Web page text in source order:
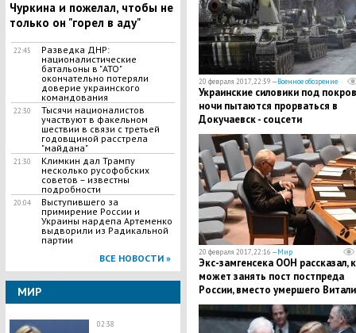
Чуркина и пожелал, чтобы не
только он "горел в аду"
22:45
Разведка ДНР:
националистические
батальоны в "АТО"
окончательно потеряли
доверие украинского
командования
22:30
Тысячи националистов
участвуют в факельном
шествии в связи с третьей
годовщиной расстрела
"майдана"
21:30
Климкин дал Трампу
несколько русофобских
советов – известны
подробности
20:04
Выступившего за
примирение России и
Украины нардепа Артеменко
выдворили из Радикальной
партии
ВСЕ НОВОСТИ »
МИР
02:38
20 февраля 2017, 22:59 —Военное обозрение
Украинские силовики под
ночи пытаются прорваться в
Докучаевск - соцсети
20 февраля 2017, 22:16 —Мир
Экс-замгенсека ООН рассказал,
может занять пост постпреда
России, вместо умершего
Чуркина